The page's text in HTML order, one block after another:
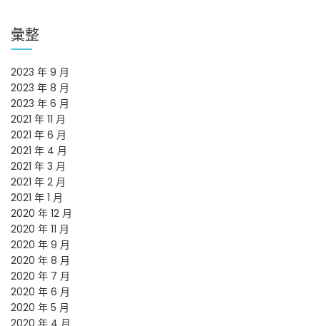
彙整
2023 年 9 月
2023 年 8 月
2023 年 6 月
2021 年 11 月
2021 年 6 月
2021 年 4 月
2021 年 3 月
2021 年 2 月
2021 年 1 月
2020 年 12 月
2020 年 11 月
2020 年 9 月
2020 年 8 月
2020 年 7 月
2020 年 6 月
2020 年 5 月